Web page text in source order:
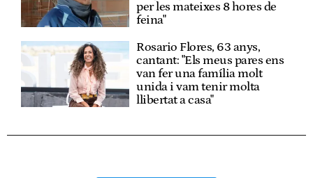
per les mateixes 8 hores de
feina"
Rosario Flores, 63 anys,
cantant: "Els meus pares ens
van fer una família molt
unida i vam tenir molta
llibertat a casa"